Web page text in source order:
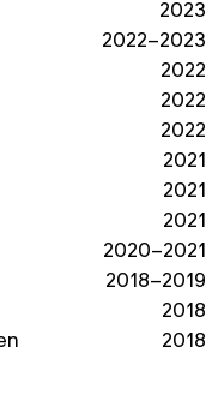
2023
2022–2023
2022
2022
2022
2021
2021
2021
2020–2021
2018–2019
2018
2018